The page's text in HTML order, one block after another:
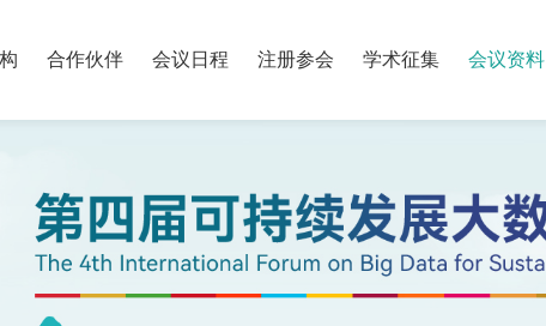
合作伙伴 会议日程 注册参会 学术征集 会议资料